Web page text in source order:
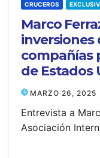
CRUCEROS
Marco
inversiones
compañías
de Estados
MARZO 26, 2025
Entrevista a
Asociación